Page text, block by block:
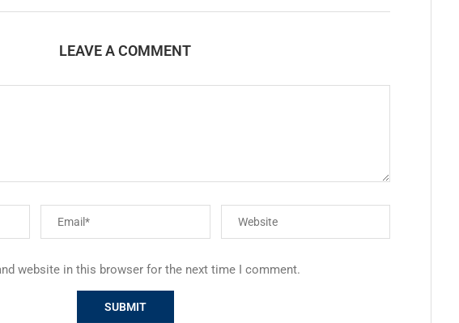
LEAVE A COMMENT
website in this browser for the next time I comment.